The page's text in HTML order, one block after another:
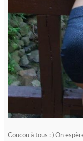
Coucou à tous : ) On